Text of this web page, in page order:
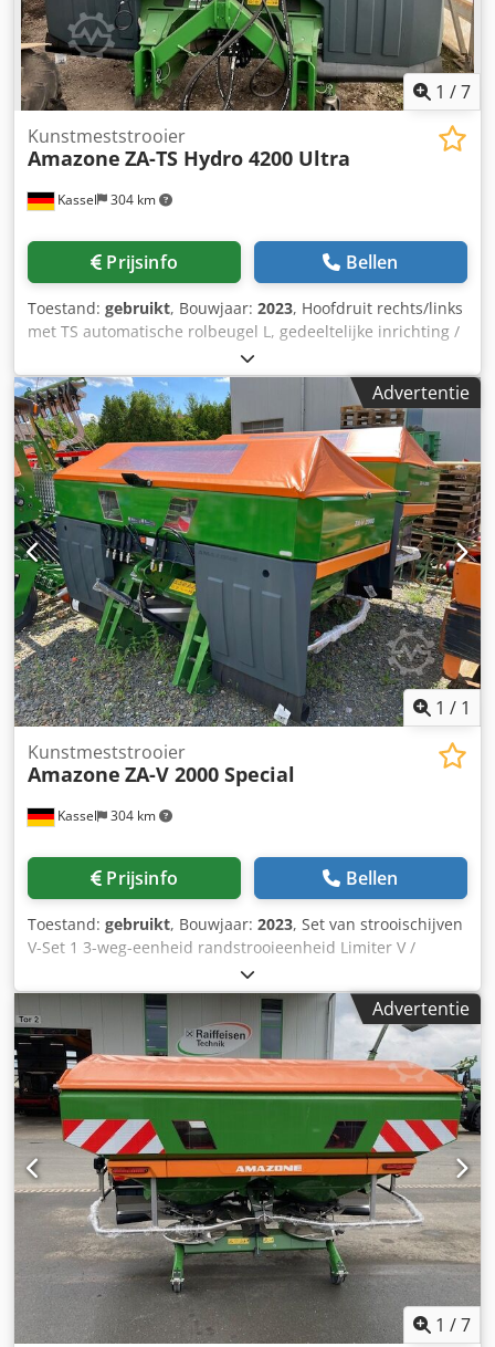
1 /7
Kassel 304 km
Kunstmeststrooier
Amazone ZA-TS Hydro 4200 Ultra
Prijsinfo Bellen
Toestand: gebruikt, Bouwjaar: 2023, Hoofdruit rechts/links
met TS automatische rolbeugel L, gedeeltelijke inrichting /
zwenkbaar, fabrieksmatig gemonteerd. Hellingsensor voor
elektronisch weegsysteem / instelsysteem voor
inleidmechanisme. Profi-weegsysteem inbouwdelen voor
ZA basismachines. LED / Achterverlichting handmatig.
Dkedpot A Udgefx Agmor
Advertentie
1 / 1
Kassel 304 km
Kunstmeststrooier
Amazone ZA-V 2000 Special
Prijsinfo Bellen
Toestand: gebruikt, Bouwjaar: 2023, Set van strooischijven
V-Set 1 3-weg-eenheid randstrooieenheid Limiter V /
buisbeschermer S / afrolinrichting steekbaar / strooiwerk
ZA-V / opzetbak S / 2000 cardanas met slipkoppeling /
inbouwonderdelen voor ZA-basismachines / vuilvanger S /
LED-verlichting Dodpjt Dwh Rsfx Agmjkr
Advertentie
1 /7